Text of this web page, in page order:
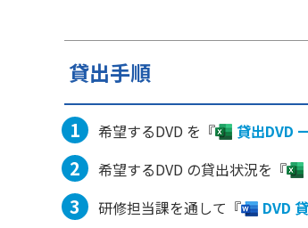
貸出手順
希望するDVD を『 貸出DVD
希望するDVD の貸出状況を『
研修担当課を通して『
DVD